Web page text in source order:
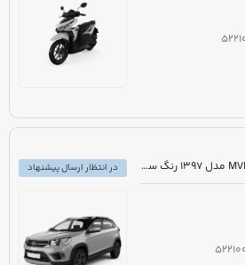
مزایده دولتی خودرو MVM-X22 AT مدل 1397 رنگ سفید
در انتظار ارسال پیشنهاد